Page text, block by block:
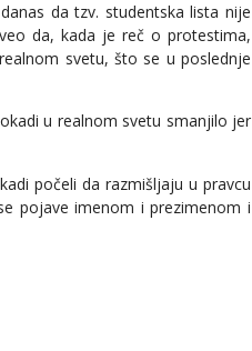
da tzv. studentska lista nije
da, kada je reč o protestima,
svetu, što se u poslednje
u realnom svetu smanjilo jer
počeli da razmišljaju u pravcu
pojave imenom i prezimenom i